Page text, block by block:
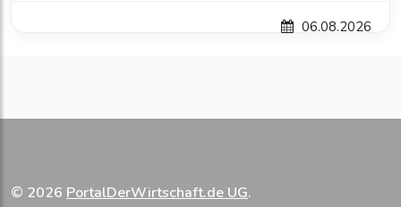
06.08.2026
© 2026 PortalDerWirtschaft.de UG.